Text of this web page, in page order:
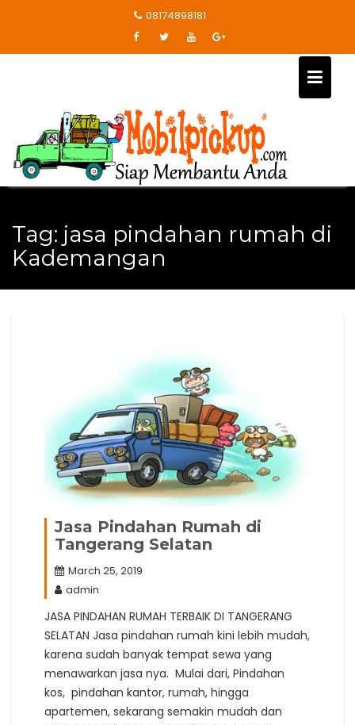
08174898181
Tag: jasa pindahan rumah di
Kademangan
Jasa Pindahan Rumah di
Tangerang Selatan
March 25, 2019
admin
JASA PINDAHAN RUMAH TERBAIK DI TANGERANG
SELATAN Jasa pindahan rumah kini lebih mudah,
karena sudah banyak tempat sewa yang
menawarkan jasa nya. Mulai dari, Pindahan
kos, pindahan kantor, rumah, hingga
apartemen, sekarang semakin mudah dan